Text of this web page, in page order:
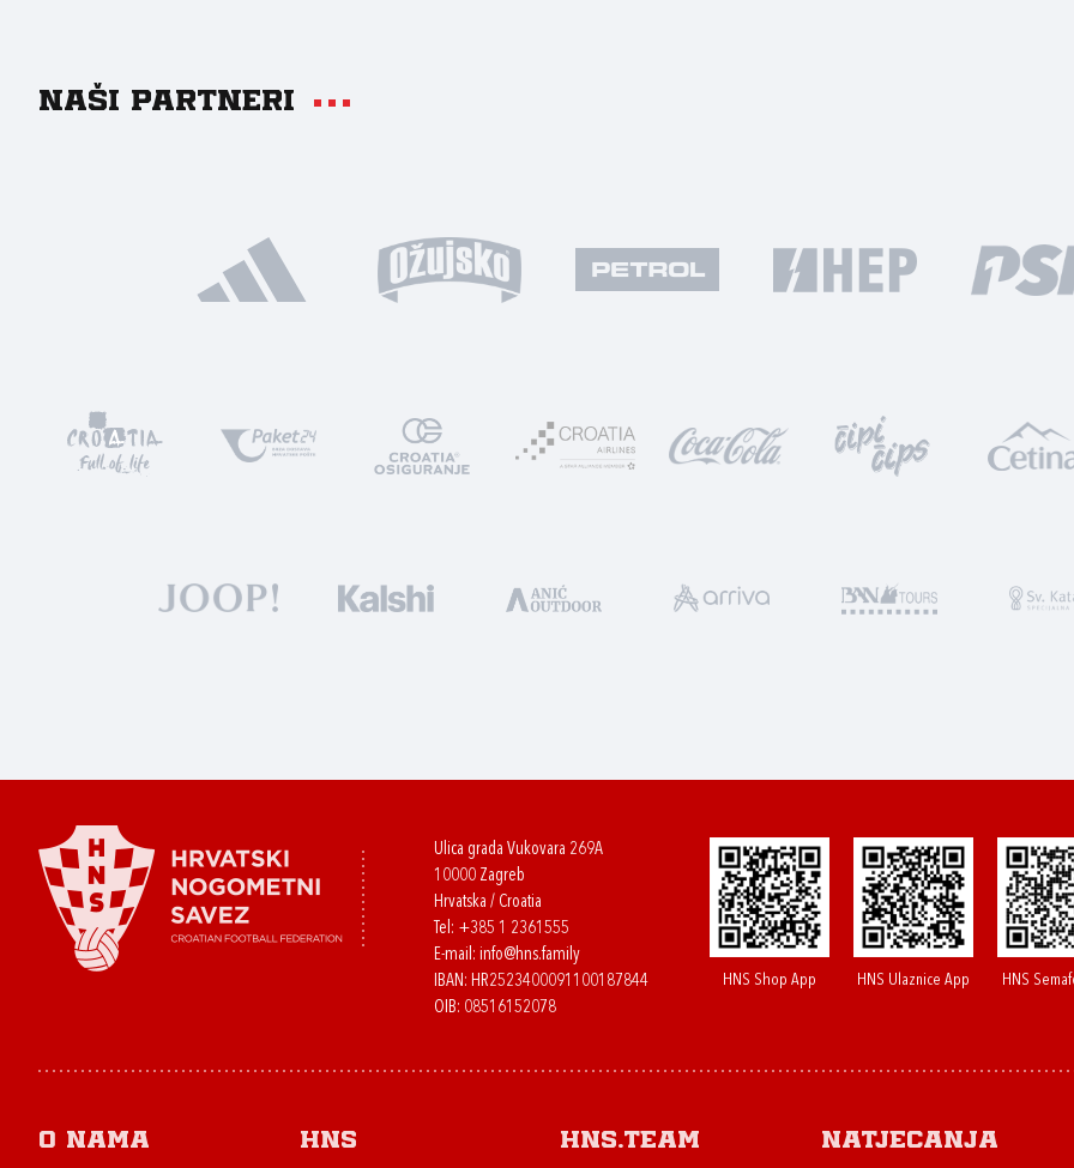
Naši partneri
Ulica grada Vukovara 269A
10000 Zagreb
Hrvatska / Croatia
Tel: +385 1 2361555
E-mail: info@hns.family
IBAN: HR2523400091100187844
OIB: 08516152078
HNS Shop App HNS Ulaznice App HNS
O nama HNS HNS.team Natjecanja